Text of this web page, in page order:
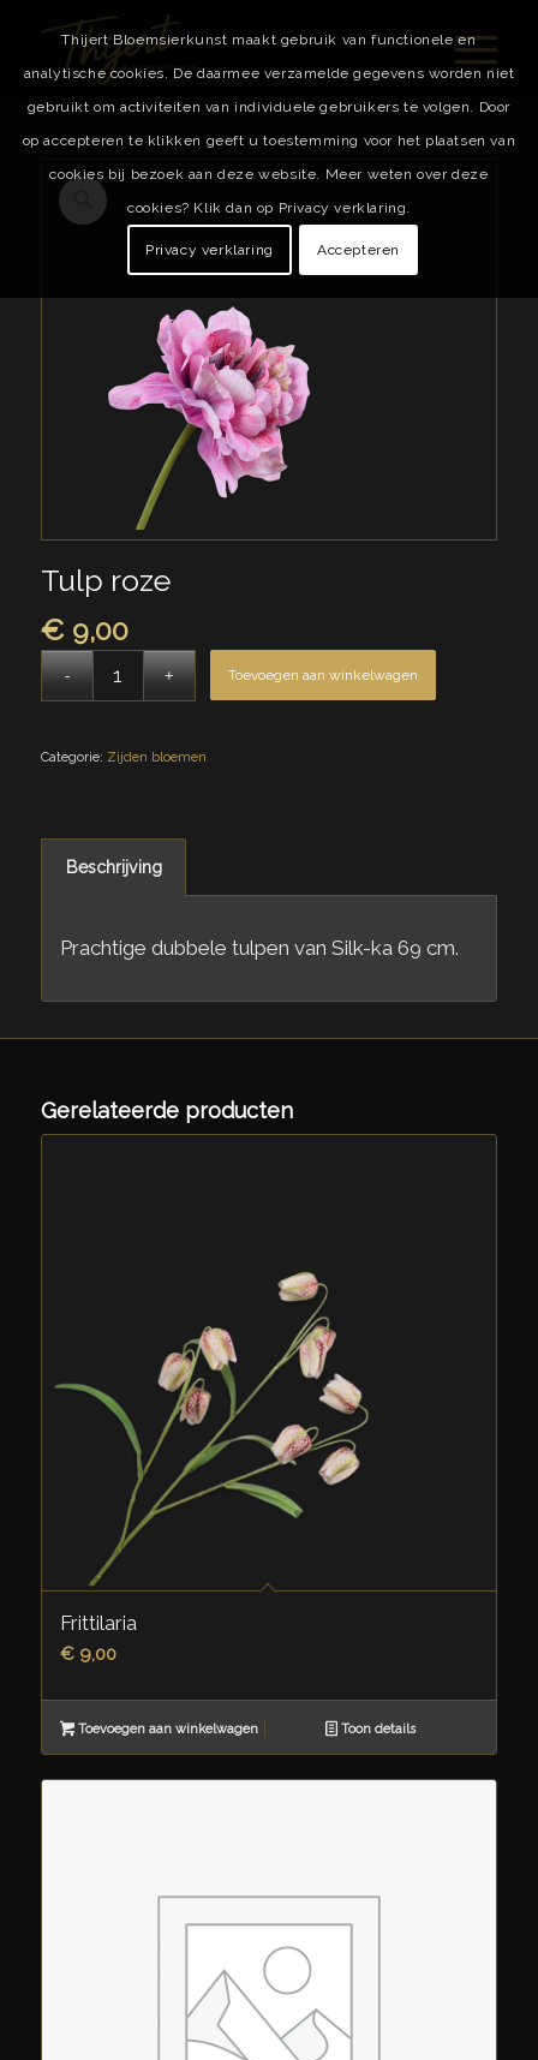
Tulp roze
€9,00
Toevoegen aan winkelwagen
Categorie: Zijden bloemen
Beschrijving
Prachtige dubbele tulpen van Silk-ka 69 cm.
Gerelateerde producten
Frittilaria
€9,00
Toevoegen aan winkelwagen Toon details
Thijert Bloemsierkunst maakt gebruik van functionele en
analytische cookies. De daarmee verzamelde gegevens worden niet
gebruikt om activiteiten van individuele gebruikers te volgen. Door
op accepteren te klikken geeft u toestemming voor het plaatsen van
cookies bij bezoek aan deze website. Meer weten over deze
cookies? Klik dan op Privacy verklaring.
Privacy verklaring Accepteren